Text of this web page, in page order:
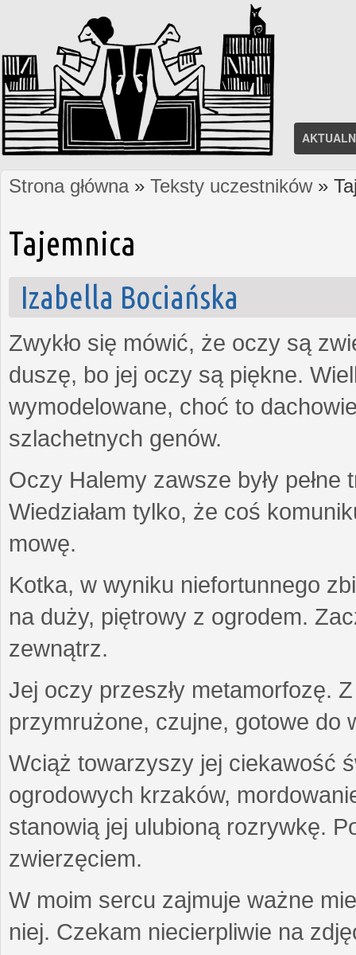
Jesteś tutaj
Strona główna» Teksty uczestników»
Tajemnica
Izabella Bociańska
Zwykło się mówić, że oczy są
duszę, bo jej oczy są piękne.
wymodelowane, choć to
szlachetnych genów.
Oczy Halemy zawsze były
Wiedziałam tylko, że coś
mowę.
Kotka, w wyniku niefortunnego
na duży, piętrowy z ogrodem.
zewnątrz.
Jej oczy przeszły metamorfozę.
przymrużone, czujne, gotowe do
Wciąż towarzyszy jej ciekawość
ogrodowych krzaków,
stanowią jej ulubioną rozrywkę.
zwierzęciem.
W moim sercu zajmuje ważne
niej. Czekam niecierpliwie na